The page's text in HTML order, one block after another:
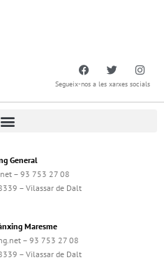
Segueix-nos a les xarxes socials
General
– 93 753 27 08
– Vilassar de Dalt
Maresme
– 93 753 27 08
– Vilassar de Dalt